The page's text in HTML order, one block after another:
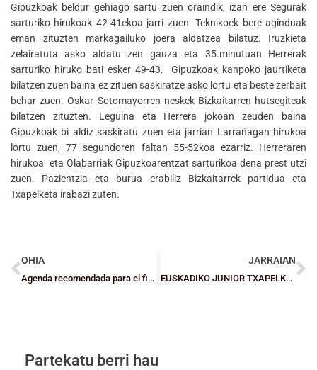
Gipuzkoak beldur gehiago sartu zuen oraindik, izan ere Segurak
sarturiko hirukoak 42-41ekoa jarri zuen. Teknikoek bere aginduak
eman zituzten markagailuko joera aldatzea bilatuz. Iruzkieta
zelairatuta asko aldatu zen gauza eta 35.minutuan Herrerak
sarturiko hiruko bati esker 49-43. Gipuzkoak kanpoko jaurtiketa
bilatzen zuen baina ez zituen saskiratze asko lortu eta beste zerbait
behar zuen. Oskar Sotomayorren neskek Bizkaitarren hutsegiteak
bilatzen zituzten. Leguina eta Herrera jokoan zeuden baina
Gipuzkoak bi aldiz saskiratu zuen eta jarrian Larrañagan hirukoa
lortu zuen, 77 segundoren faltan 55-52koa ezarriz. Herreraren
hirukoa eta Olabarriak Gipuzkoarentzat sarturikoa dena prest utzi
zuen. Pazientzia eta burua erabiliz Bizkaitarrek partidua eta
Txapelketa irabazi zuten.
OHIA
Agenda recomendada para el fin de semana
JARRAIAN
EUSKADIKO JUNIOR TXAPELKETA: Bizkaitarrek markagailuari buelta eman diote Euskadiko Txapeldun bilakatuz (74-68)
Partekatu berri hau